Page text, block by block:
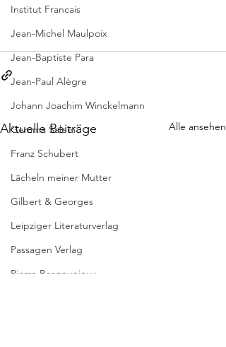
Institut Francais
Jean-Michel Maulpoix
Jean-Baptiste Para
Jean-Paul Alègre
Johann Joachim Winckelmann
Gemma Salem
Franz Schubert
Lächeln meiner Mutter
Gilbert & Georges
Leipziger Literaturverlag
Passagen Verlag
Pierre Bergounioux
Aktuelle Beiträge Alle ansehen